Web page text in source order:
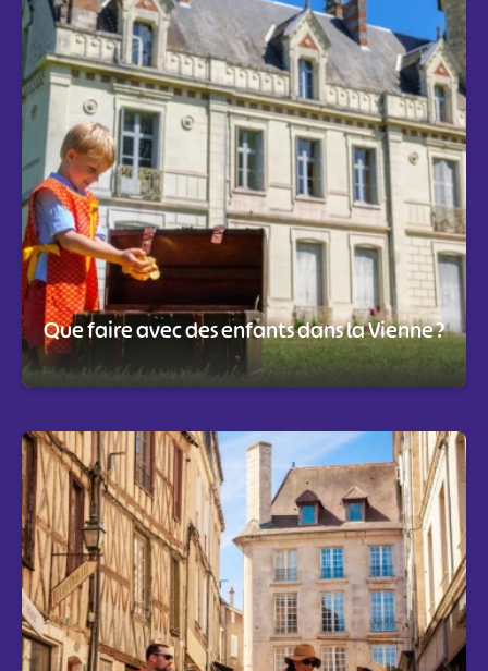
Que faire avec des enfants dans la Vienne ?